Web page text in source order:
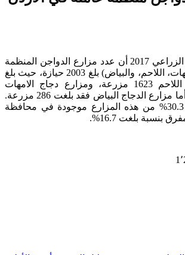
أظهرت نتائج التعداد الزراعي 2017 أن عدد مزارع الدواجن المنظمة
بمختلف انواعها (الامهات، اللاحم، والبياض) بلغ 2003 حيازة، حيث بلغ
عدد مزارع الدجاج اللاحم 1623 مزرعة، ومزارع دجاج الامهات
والجدات 4 9مزرعة أما مزارع الدجاج البياض فقد بلغت 286 مزرعة.
كما بينت النتائج أن 30.3% من هذه المزارع موجودة في محافظة
بنسبة بلغت 16.7%.